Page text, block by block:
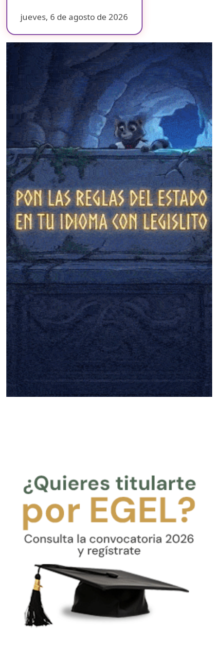
jueves, 6 de agosto de 2026
❄
❄
❄
❄
❄
❄
❄
❄